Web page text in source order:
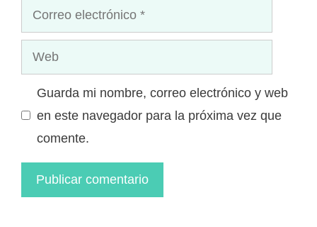
Correo
electrónico
Web
Guarda mi nombre, correo electrónico y web
en este navegador para la próxima vez que
comente.